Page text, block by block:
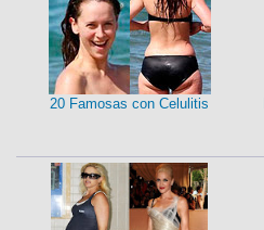
20 Famosas con Celulitis